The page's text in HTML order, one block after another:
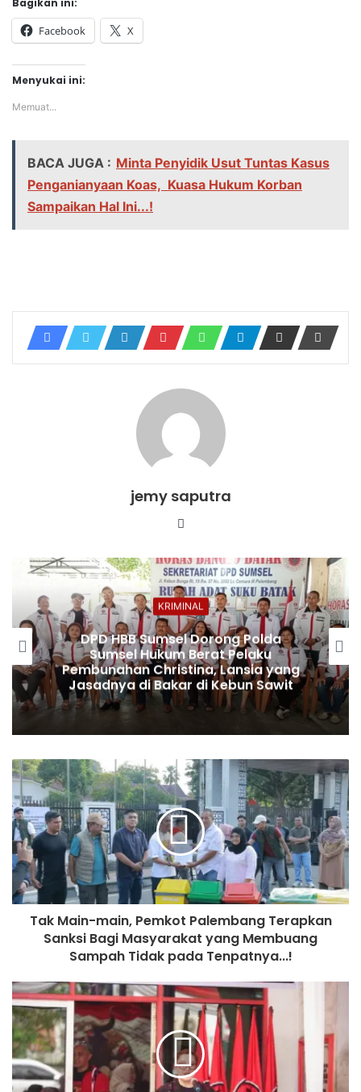
Bagikan ini:
Facebook X
Menyukai ini:
Memuat...
BACA JUGA : Minta Penyidik Usut Tuntas Kasus
Penganianyaan Koas, Kuasa Hukum Korban
Sampaikan Hal Ini...!
jemy saputra
Website
KRIMINAL
DPD HBB Sumsel Dorong Polda
Sumsel Hukum Berat Pelaku
Pembunahan Christina, Lansia yang
Jasadnya di Bakar di Kebun Sawit
Tak Main-main, Pemkot Palembang Terapkan
Sanksi Bagi Masyarakat yang Membuang
Sampah Tidak pada Tenpatnya...!